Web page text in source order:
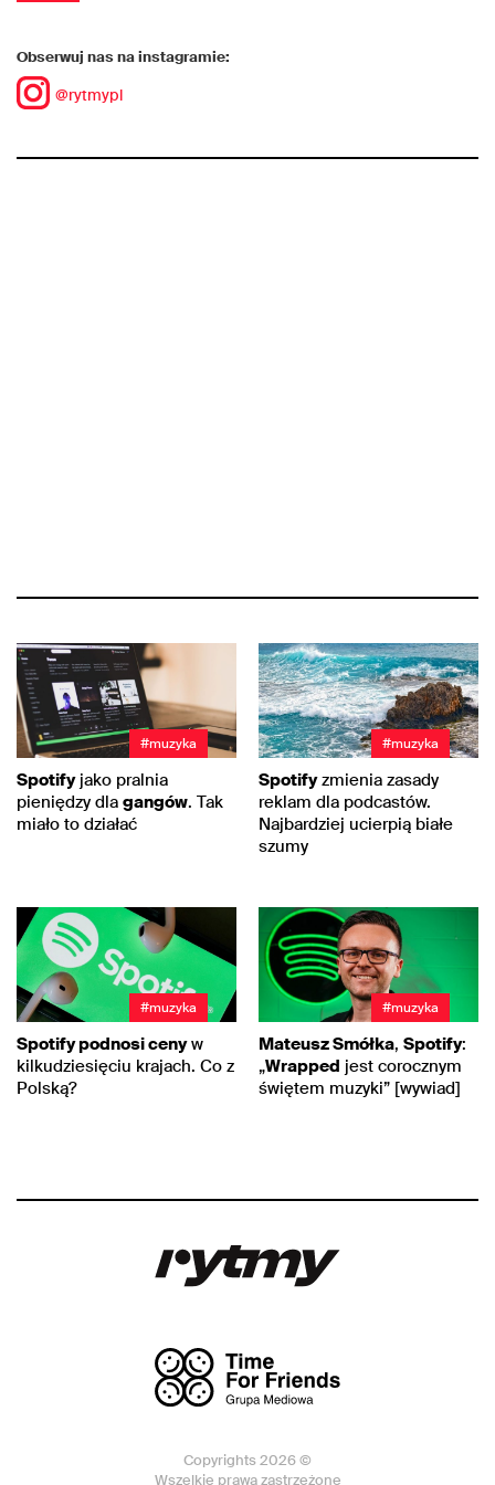
Obserwuj nas na instagramie:
@rytmypl
#muzyka
Spotifyjako pralnia
pieniędzy dla gangów. Tak
miało to działać
#muzyka
Spotifyzmienia zasady
reklam dla podcastów.
Najbardziej ucierpią białe
szumy
#muzyka
Spotify podnosi cenyw
kilkudziesięciu krajach. Co z
Polską?
#muzyka
Mateusz Smółka, Spotify:
„Wrapped jest corocznym
świętem muzyki” [wywiad]
Copyrights 2026 ©
Wszelkie prawa zastrzeżone